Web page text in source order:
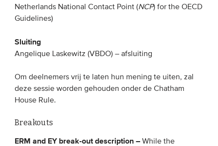
Netherlands National Contact Point (NCP) for the OECD
Guidelines)
Sluiting
Angelique Laskewitz (VBDO) – afsluiting
Om deelnemers vrij te laten hun mening te uiten, zal
deze sessie worden gehouden onder de Chatham
House Rule.
Breakouts
ERM and EY break-out description – While the